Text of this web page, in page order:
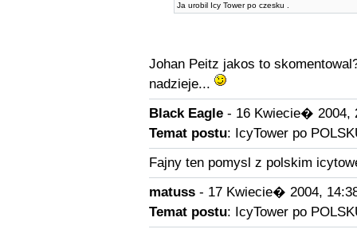
Ja urobil Icy Tower po czesku .
Johan Peitz jakos to
nadzieje...
Black Eagle- 16 Kwiecie� 2004,
Temat postu: IcyTower po
Fajny ten pomysl z polskim
matuss- 17 Kwiecie� 2004,
Temat postu: IcyTower po